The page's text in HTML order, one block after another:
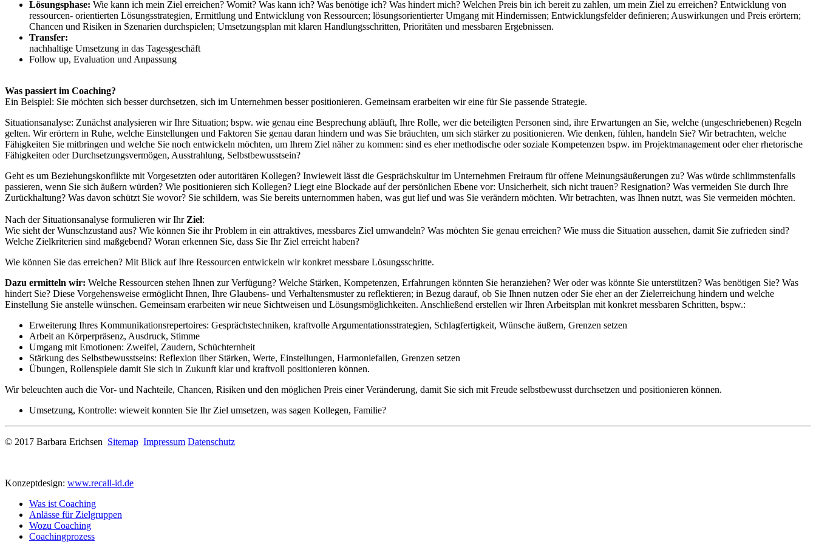
Lösungsphase: Wie kann ich mein Ziel erreichen? Womit? Was kann ich? Was benötige ich? Was hindert mich? Welchen Preis bin ich bereit zu zahlen, um mein Ziel zu erreichen? Entwicklung von
ressourcen- orientierten Lösungsstrategien, Ermittlung und Entwicklung von Ressourcen; lösungsorientierter Umgang mit Hindernissen; Entwicklungsfelder definieren; Auswirkungen und Preis erörtern;
Chancen und Risiken in Szenarien durchspielen; Umsetzungsplan mit klaren Handlungsschritten, Prioritäten und messbaren Ergebnissen.
Transfer:
nachhaltige Umsetzung in das Tagesgeschäft
Follow up, Evaluation und Anpassung
Was passiert im Coaching?
Ein Beispiel: Sie möchten sich besser durchsetzen, sich im Unternehmen besser positionieren. Gemeinsam erarbeiten wir eine für Sie passende Strategie.
Situationsanalyse: Zunächst analysieren wir Ihre Situation; bspw. wie genau eine Besprechung abläuft, Ihre Rolle, wer die beteiligten Personen sind, ihre Erwartungen an Sie, welche (ungeschriebenen) Regeln
gelten. Wir erörtern in Ruhe, welche Einstellungen und Faktoren Sie genau daran hindern und was Sie bräuchten, um sich stärker zu positionieren. Wie denken, fühlen, handeln Sie? Wir betrachten, welche
Fähigkeiten Sie mitbringen und welche Sie noch entwickeln möchten, um Ihrem Ziel näher zu kommen: sind es eher methodische oder soziale Kompetenzen bspw. im Projektmanagement oder eher rhetorische
Fähigkeiten oder Durchsetzungsvermögen, Ausstrahlung, Selbstbewusstsein?
Geht es um Beziehungskonflikte mit Vorgesetzten oder autoritären Kollegen? Inwieweit lässt die Gesprächskultur im Unternehmen Freiraum für offene Meinungsäußerungen zu? Was würde schlimmstenfalls
passieren, wenn Sie sich äußern würden? Wie positionieren sich Kollegen? Liegt eine Blockade auf der persönlichen Ebene vor: Unsicherheit, sich nicht trauen? Resignation? Was vermeiden Sie durch Ihre
Zurückhaltung? Was davon schützt Sie wovor? Sie schildern, was Sie bereits unternommen haben, was gut lief und was Sie verändern möchten. Wir betrachten, was Ihnen nutzt, was Sie vermeiden möchten.
Nach der Situationsanalyse formulieren wir Ihr Ziel:
Wie sieht der Wunschzustand aus? Wie können Sie ihr Problem in ein attraktives, messbares Ziel umwandeln? Was möchten Sie genau erreichen? Wie muss die Situation aussehen, damit Sie zufrieden sind?
Welche Zielkriterien sind maßgebend? Woran erkennen Sie, dass Sie Ihr Ziel erreicht haben?
Wie können Sie das erreichen? Mit Blick auf Ihre Ressourcen entwickeln wir konkret messbare Lösungsschritte.
Dazu ermitteln wir: Welche Ressourcen stehen Ihnen zur Verfügung? Welche Stärken, Kompetenzen, Erfahrungen könnten Sie heranziehen? Wer oder was könnte Sie unterstützen? Was benötigen Sie? Was
hindert Sie? Diese Vorgehensweise ermöglicht Ihnen, Ihre Glaubens- und Verhaltensmuster zu reflektieren; in Bezug darauf, ob Sie Ihnen nutzen oder Sie eher an der Zielerreichung hindern und welche
Einstellung Sie anstelle wünschen. Gemeinsam erarbeiten wirneue Sichtweisen und Lösungsmöglichkeiten. Anschließend erstellen wir Ihren Arbeitsplan mit konkret messbaren Schritten, bspw.:
Erweiterung Ihres Kommunikationsrepertoires: Gesprächstechniken, kraftvolle Argumentationsstrategien, Schlagfertigkeit, Wünsche äußern, Grenzen setzen
Arbeit an Körperpräsenz, Ausdruck, Stimme
Umgang mit Emotionen: Zweifel, Zaudern, Schüchternheit
Stärkung des Selbstbewusstseins: Reflexion über Stärken, Werte, Einstellungen, Harmoniefallen, Grenzen setzen
Übungen, Rollenspiele damit Sie sich in Zukunft klar und kraftvoll positionieren können.
Wir beleuchten auch die Vor- und Nachteile, Chancen, Risiken und den möglichen Preis einer Veränderung, damit Sie sich mit Freude selbstbewusst durchsetzen und positionieren können.
Umsetzung, Kontrolle: wieweit konnten Sie Ihr Ziel umsetzen, was sagen Kollegen, Familie?
© 2017 Barbara Erichsen Sitemap Impressum Datenschutz
Konzeptdesign: www.recall-id.de
Was ist Coaching
Anlässe für Zielgruppen
Wozu Coaching
Coachingprozess